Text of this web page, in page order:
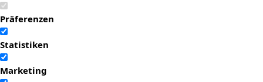
Präferenzen
Statistiken
Marketing